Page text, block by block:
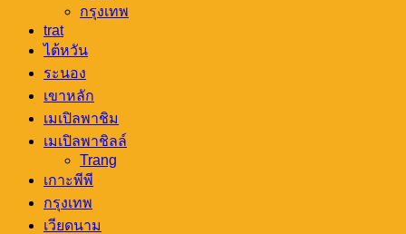
กรุงเทพ
trat
ไต้หวัน
ระนอง
เขาหลัก
เมเปิลพาชิม
เมเปิลพาชิลล์
Trang
เกาะพีพี
กรุงเทพ
เวียดนาม